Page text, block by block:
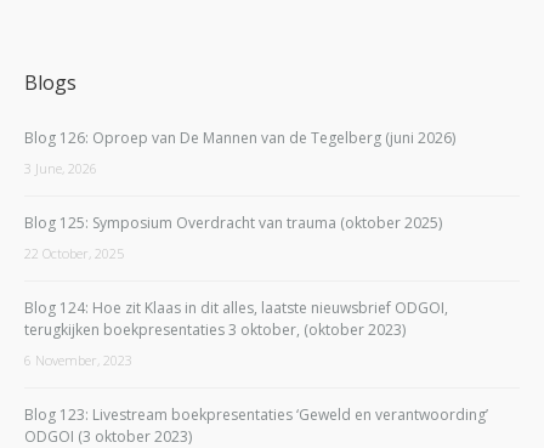
Blogs
Blog 126: Oproep van De Mannen van de Tegelberg (juni 2026)
3 June, 2026
Blog 125: Symposium Overdracht van trauma (oktober 2025)
22 October, 2025
Blog 124: Hoe zit Klaas in dit alles, laatste nieuwsbrief ODGOI,
terugkijken boekpresentaties 3 oktober, (oktober 2023)
6 November, 2023
Blog 123: Livestream boekpresentaties ‘Geweld en verantwoording’
ODGOI (3 oktober 2023)